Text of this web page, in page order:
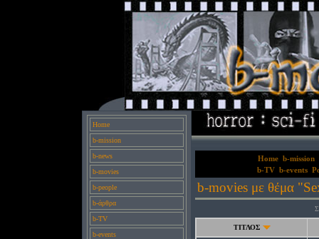
Home
b-mission
b-news
b-movies
b-people
b-άρθρα
b-TV
b-events
Home b-mission
b-TV b-events
b-movies με θέμα
ΤΙΤΛΟΣ